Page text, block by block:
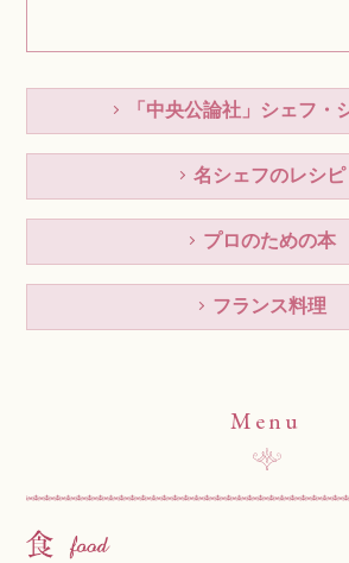
「中央公論社」シェフ・
名シェフのレシピ
プロのための本
フランス料理
Menu